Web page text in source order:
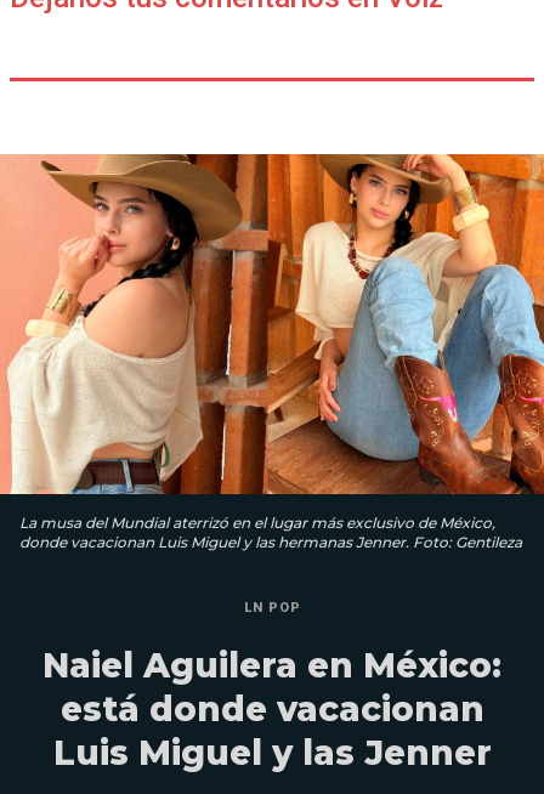
La musa del Mundial aterrizó en el lugar más exclusivo de México,
donde vacacionan Luis Miguel y las hermanas Jenner. Foto: Gentileza
LN POP
Naiel Aguilera en México:
está donde vacacionan
Luis Miguel y las Jenner